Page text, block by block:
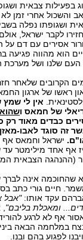
בפעילות צבאית
והשכול אחרי זמן
ושגופתו נפלה
לקבר ישראל,
אסירים עם דם על
הוא מהווה פגיעה
שלנו ושל מערכת
הקרובים שלאחר
ראשו של ארגון
אין לי
של חמאס ו
כבדים מאוד רק
זה סוגד לאבו-
ישראל וחמאס אף
אף אחד מילימטר
(ההנהגה הצבאית
שהחוכמה אינה לברך
חיים גורי כתב
עקד אותו: "אבל
ומאכלת בליבם"
אף לא לרגע
במלחמה הבאה
לפגוע בהם ובנו.